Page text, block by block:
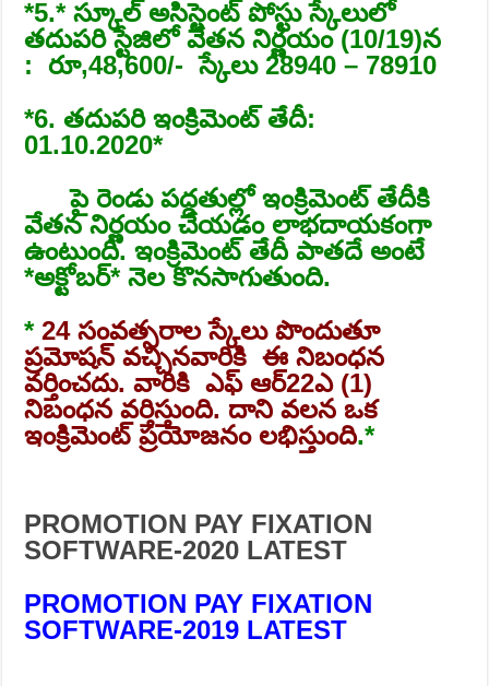
*5.* స్కూల్ అసిస్టెంట్ పోస్టు స్కేలులో
తదుపరి స్టేజిలో వేతన నిర్ణయం (10/19)న
: రూ,48,600/- స్కేలు 28940 – 78910
*6. తదుపరి ఇంక్రిమెంట్ తేదీ:
01.10.2020*
పై రెండు పద్దతుల్లో ఇంక్రిమెంట్ తేదీకి
వేతన నిర్ణయం చేయడం లాభదాయకంగా
ఉంటుంది. ఇంక్రిమెంట్ తేదీ పాతదే అంటే
*అక్టోబర్* నెల కొనసాగుతుంది.
*24 సంవత్సరాల స్కేలు పొందుతూ
ప్రమోషన్ వచ్చినవారికి ఈ నిబంధన
వర్తించదు. వారికి ఎఫ్ ఆర్22ఎ (1)
నిబంధన వర్తిస్తుంది. దాని వలన ఒక
ఇంక్రిమెంట్ ప్రయోజనం లభిస్తుంది.*
PROMOTION PAY FIXATION
SOFTWARE-2020 LATEST
PROMOTION PAY FIXATION
SOFTWARE-2019 LATEST